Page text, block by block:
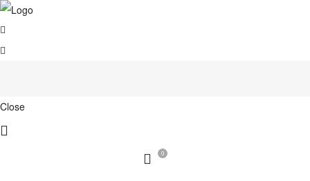
Close
0